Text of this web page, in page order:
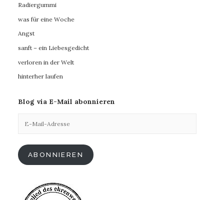
Radiergummi
was für eine Woche
Angst
sanft – ein Liebesgedicht
verloren in der Welt
hinterher laufen
Blog via E-Mail abonnieren
Mail-
ABONNIEREN